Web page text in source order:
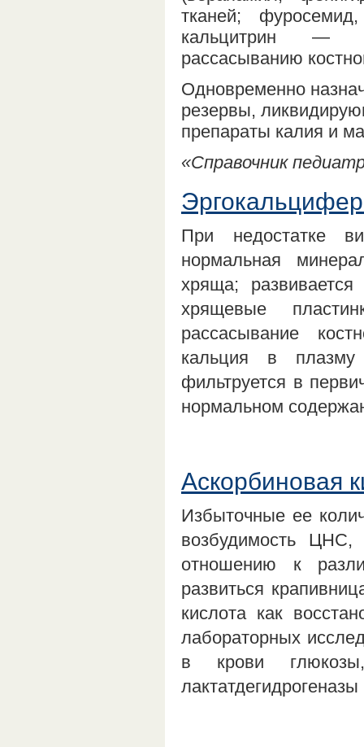
тканей;
кальцитрин —
рассасыванию
Одновременно
резервы,
препараты калия и
«Справочник
При недостатке
нормальная
хряща;
хрящевые
рассасывание
кальция в
фильтруется в
нормальном
Аскорбиновая
Избыточные ее
возбудимость ЦНС,
отношению к
развиться
кислота как
лабораторных
в крови